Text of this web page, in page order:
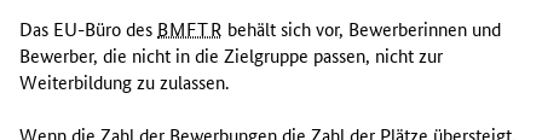
e
f
e
Das EU-Büro des BMFTR behält sich vor, Bewerberinnen und
Bewerber, die nicht in die Zielgruppe passen, nicht zur
Weiterbildung zu zulassen.
Wenn die Zahl der Bewerbungen die Zahl der Plätze übersteigt,